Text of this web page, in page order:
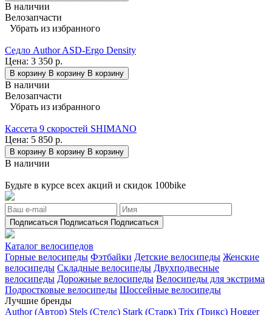
В наличии
Велозапчасти
Убрать из избранного
Седло Author ASD-Ergo Density
Цена: 3 350 р.
В корзину В корзину В корзину
В наличии
Велозапчасти
Убрать из избранного
Кассета 9 скоростей SHIMANO
Цена: 5 850 р.
В корзину В корзину В корзину
В наличии
Будьте в курсе всех акций и скидок 100bike
Подписаться Подписаться Подписаться
Каталог велосипедов
Горные велосипеды Фэтбайки Детские велосипеды Женские
велосипеды Складные велосипеды Двухподвесные
велосипеды Дорожные велосипеды Велосипеды для экстрима
Подростковые велосипеды Шоссейные велосипеды
Лучшие бренды
Author (Автор) Stels (Стелс) Stark (Старк) Trix (Трикс) Hogger